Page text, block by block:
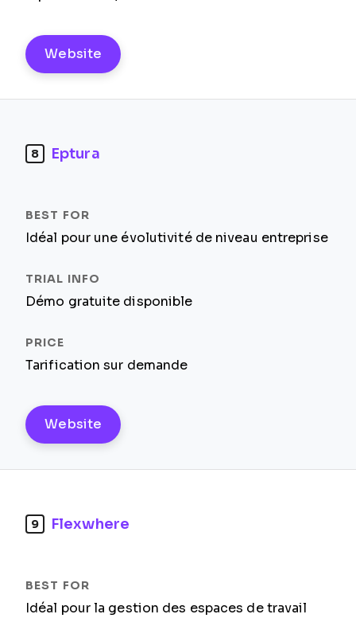
Website
8 Eptura
Idéal pour une évolutivité de niveau entreprise
Démo gratuite disponible
Tarification sur demande
Website
9 Flexwhere
Idéal pour la gestion des espaces de travail